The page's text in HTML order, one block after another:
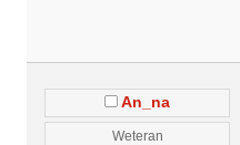
An_na
Weteran